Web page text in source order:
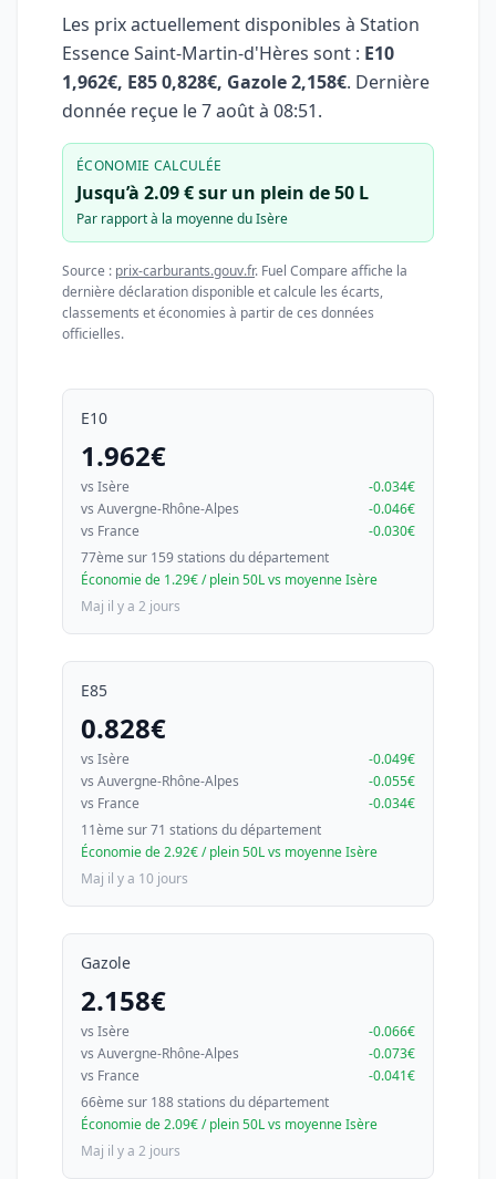
Les prix actuellement disponibles à Station
Essence Saint-Martin-d'Hères sont : E10
1,962€, E85 0,828€, Gazole 2,158€. Dernière
donnée reçue le7 août à 08:51.
ÉCONOMIE CALCULÉE
Jusqu’à 2.09 € sur un plein de 50 L
Par rapport à la moyenne du Isère
Source : prix-carburants.gouv.fr. Fuel Compare affiche la
dernière déclaration disponible et calcule les écarts,
classements et économies à partir de ces données
officielles.
E10
1.962€
vs Isère
-0.034€
vs Auvergne-Rhône-Alpes
-0.046€
vs France
-0.030€
77ème sur 159 stations du département
Économie de 1.29€ / plein 50L vs moyenne Isère
Maj il y a 2 jours
E85
0.828€
vs Isère
-0.049€
vs Auvergne-Rhône-Alpes
-0.055€
vs France
-0.034€
11ème sur 71 stations du département
Économie de 2.92€ / plein 50L vs moyenne Isère
Maj il y a 10 jours
Gazole
2.158€
vs Isère
-0.066€
vs Auvergne-Rhône-Alpes
-0.073€
vs France
-0.041€
66ème sur 188 stations du département
Économie de 2.09€ / plein 50L vs moyenne Isère
Maj il y a 2 jours